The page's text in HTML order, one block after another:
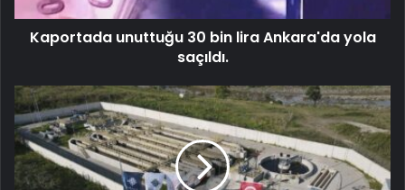
Kaportada unuttuğu 30 bin lira Ankara'da yola
saçıldı.